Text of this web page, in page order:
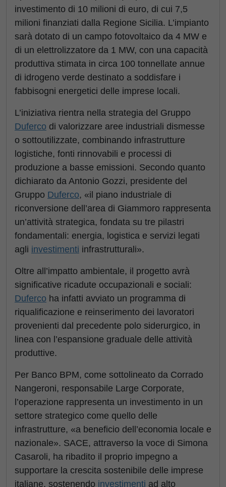
investimento di 10 milioni di euro, di cui 7,5
milioni finanziati dalla Regione Sicilia. L’impianto
sarà dotato di un campo fotovoltaico da 4 MW e
di un elettrolizzatore da 1 MW, con una capacità
produttiva stimata in circa 100 tonnellate annue
di idrogeno verde destinato a soddisfare i
fabbisogni energetici delle imprese locali.
L’iniziativa rientra nella strategia del Gruppo
Duferco di valorizzare aree industriali dismesse
o sottoutilizzate, combinando infrastrutture
logistiche, fonti rinnovabili e processi di
produzione a basse emissioni. Secondo quanto
dichiarato da Antonio Gozzi, presidente del
Gruppo Duferco, «il piano industriale di
riconversione dell’area di Giammoro rappresenta
un’attività strategica, fondata su tre pilastri
fondamentali: energia, logistica e servizi legati
agli investimenti infrastrutturali».
Oltre all’impatto ambientale, il progetto avrà
significative ricadute occupazionali e sociali:
Duferco ha infatti avviato un programma di
riqualificazione e reinserimento dei lavoratori
provenienti dal precedente polo siderurgico, in
linea con l’espansione graduale delle attività
produttive.
Per Banco BPM, come sottolineato da Corrado
Nangeroni, responsabile Large Corporate,
l’operazione rappresenta un investimento in un
settore strategico come quello delle
infrastrutture, «a beneficio dell’economia locale e
nazionale». SACE, attraverso la voce di Simona
Casaroli, ha ribadito il proprio impegno a
supportare la crescita sostenibile delle imprese
italiane, sostenendo investimenti ad alto